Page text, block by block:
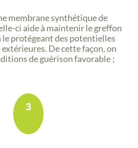
membrane synthétique de
ci aide à maintenir le greffon
le protégeant des potentielles
De cette façon, on
de guérison favorable ;
3